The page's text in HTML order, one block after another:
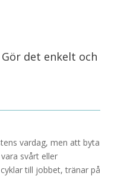
det enkelt och
vardag, men att byta
svårt eller
till jobbet, tränar på